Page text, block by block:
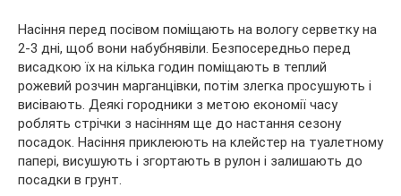
Насіння перед посівом поміщають на вологу серветку на
2-3 дні, щоб вони набубнявіли. Безпосередньо перед
висадкою їх на кілька годин поміщають в теплий
рожевий розчин марганцівки, потім злегка просушують і
висівають. Деякі городники з метою економії часу
роблять стрічки з насінням ще до настання сезону
посадок. Насіння приклеюють на клейстер на туалетному
папері, висушують і згортають в рулон і залишають до
посадки в грунт.